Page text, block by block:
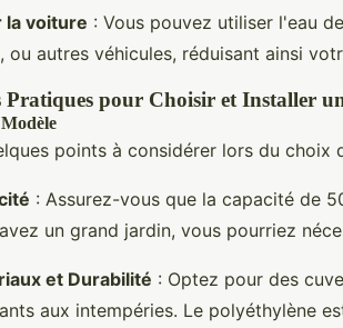
la voiture : Vous pouvez utiliser l'eau
ou autres véhicules, réduisant ainsi
Pratiques pour Choisir et Installer
points à considérer lors du choix
: Assurez-vous que la capacité de
un grand jardin, vous pourriez
et Durabilité : Optez pour des
aux intempéries. Le polyéthylène